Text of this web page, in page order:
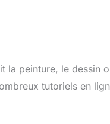
la peinture, le dessin
tutoriels en